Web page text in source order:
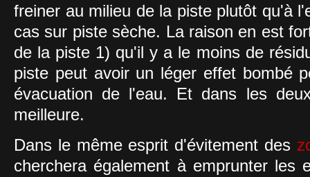
freiner au milieu de la piste plutôt qu'à
cas sur piste sèche. La raison en est
de la piste 1) qu'il y a le moins de
piste peut avoir un léger effet bombé
évacuation de l'eau. Et dans les
meilleure.
Dans le même esprit d'évitement des
cherchera également à emprunter les